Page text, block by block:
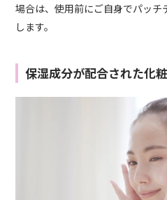
場合は、使用前にご自身でパッチ
します。
保湿成分が配合された化